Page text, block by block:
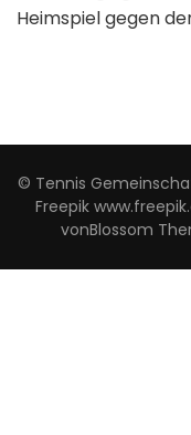
Heimspiel gegen
© Tennis
Freepik
vonBlossom